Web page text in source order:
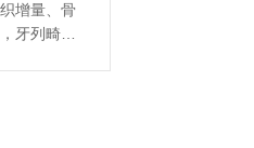
增量、骨
牙列畸形